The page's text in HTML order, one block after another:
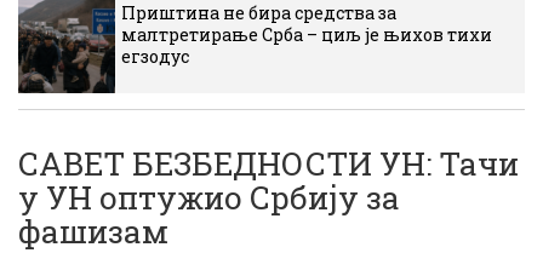
Приштина не бира средства за
малтретирање Срба – циљ је њихов тихи
егзодус
САВЕТ БЕЗБЕДНОСТИ УН: Тачи
у УН оптужио Србију за
фашизам